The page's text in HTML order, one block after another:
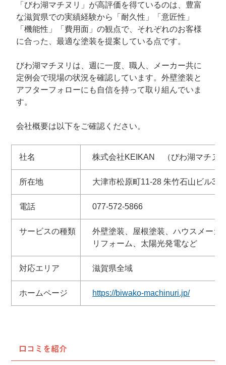
「びわ湖マチヌリ」が高評価を得ているのは、 豊富
な滋賀県での実績経験から「耐久性」「意匠性」
「機能性」「費用面」の観点で、それぞれのお客様
に合った、最適な塗装を提案している点です。
びわ湖マチヌリは、週に一度、職人、メーカー共に
定例会で現場の状況を確認しています。外壁塗装と
アフターフォローにも自信を持って取り組んでいま
す。
会社概要は以下をご確認ください。
社名 株式会社KEIKAN （びわ湖マチヌ
所在地 大津市松原町11-28 朱竹石山ビル3
電話 077-572-5866
サービスの種類
外壁塗装、屋根塗装、ハウスメーカ
リフォーム、太陽光発電など
対応エリア 滋賀県全域
ホームページ https://biwako-machinuri.jp/
口コミを紹介